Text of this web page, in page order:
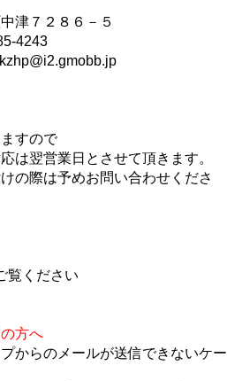
津７２８６－５
4243
すので
は翌営業日とさせて頂きます。
の際は予めお問い合わせくださ
ください
方へ
からのメールが送信できないケー